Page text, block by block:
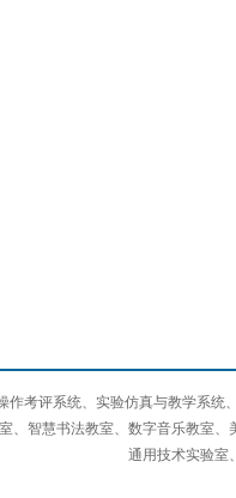
作考评系统、实验仿真与教学系
、智慧书法教室、数字音乐教室
通用技术实验室